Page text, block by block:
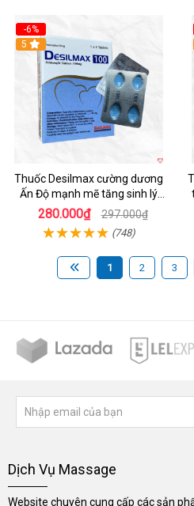
-6%
5
Thuốc Desilmax cường dương
Ấn Độ mạnh mẽ tăng sinh lý
nhanh
280.000₫ 297.000₫
(748)
1 2 3
Dịch Vụ Massage
Website chuyên cung cấp các sản